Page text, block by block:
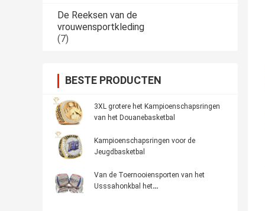
De Reeksen van de
vrouwensportkleding
(7)
BESTE PRODUCTEN
3XL grotere het Kampioenschapsringen
van het Douanebasketbal
Kampioenschapsringen voor de
Jeugdbasketbal
Van de Toernooiensporten van het
Usssahonkbal het